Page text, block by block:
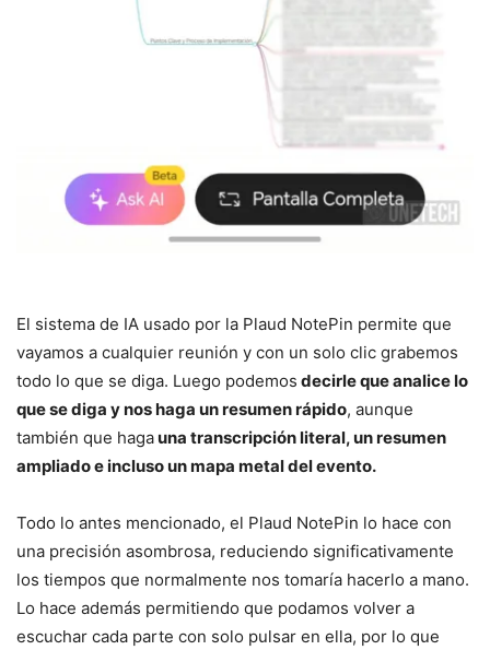
El sistema de IA usado por la Plaud NotePin permite que
vayamos a cualquier reunión y con un solo clic grabemos
todo lo que se diga. Luego podemos decirle que analice lo
que se diga y nos haga un resumen rápido, aunque
también que hagauna transcripción literal, un resumen
ampliado e incluso un mapa metal del evento.
Todo lo antes mencionado, el Plaud NotePin lo hace con
una precisión asombrosa, reduciendo significativamente
los tiempos que normalmente nos tomaría hacerlo a mano.
Lo hace además permitiendo que podamos volver a
escuchar cada parte con solo pulsar en ella, por lo que